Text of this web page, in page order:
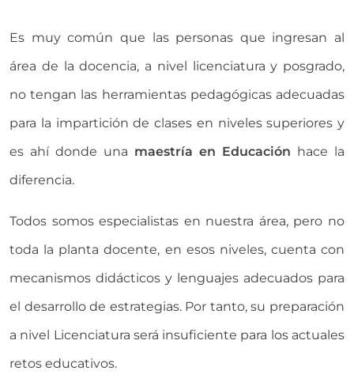
Es muy común que las personas que ingresan al
área de la docencia, a nivel licenciatura y posgrado,
no tengan las herramientas pedagógicas adecuadas
para la impartición de clases en niveles superiores y
es ahí donde una maestría en Educación hace la
diferencia.
Todos somos especialistas en nuestra área, pero no
toda la planta docente, en esos niveles, cuenta con
mecanismos didácticos y lenguajes adecuados para
el desarrollo de estrategias. Por tanto, su preparación
a nivel Licenciatura será insuficiente para los actuales
retos educativos.